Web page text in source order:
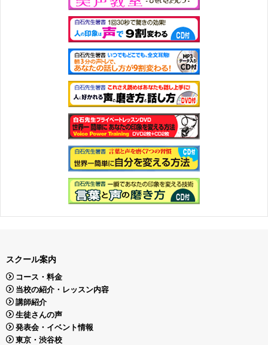
スクール案内
コース・料金
当校の紹介・レッスン内容
講師紹介
生徒さんの声
発表会・イベント情報
東京・渋谷校